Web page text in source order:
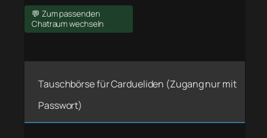
💬 Zum passenden
Chatraum wechseln
Tauschbörse für Cardueliden (Zugang nur mit
Passwort)